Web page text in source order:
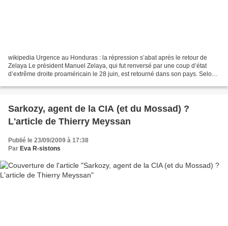
wikipedia Urgence au Honduras : la répression s’abat après le retour de
Zelaya Le président Manuel Zelaya, qui fut renversé par une coup d’état
d’extrême droite proaméricain le 28 juin, est retourné dans son pays. Selon
Sarkozy, agent de la CIA (et du Mossad) ?
L'article de Thierry Meyssan
Publié le 23/09/2009 à 17:38
Par Eva R-sistons